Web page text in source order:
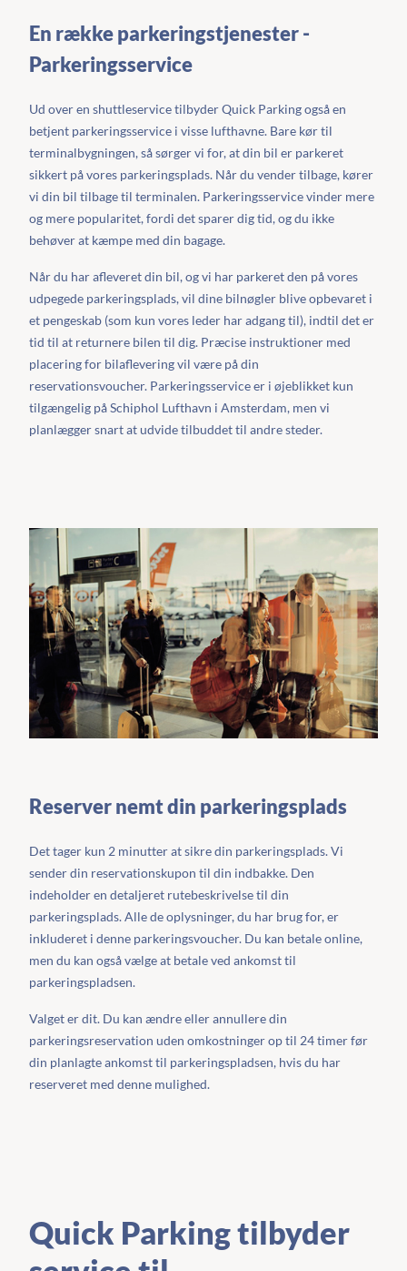
En række parkeringstjenester -
Parkeringsservice
Ud over en shuttleservice tilbyder Quick Parking også en
betjent parkeringsservice i visse lufthavne. Bare kør til
terminalbygningen, så sørger vi for, at din bil er parkeret
sikkert på vores parkeringsplads. Når du vender tilbage, kører
vi din bil tilbage til terminalen. Parkeringsservice vinder mere
og mere popularitet, fordi det sparer dig tid, og du ikke
behøver at kæmpe med din bagage.
Når du har afleveret din bil, og vi har parkeret den på vores
udpegede parkeringsplads, vil dine bilnøgler blive opbevaret i
et pengeskab (som kun vores leder har adgang til), indtil det er
tid til at returnere bilen til dig. Præcise instruktioner med
placering for bilaflevering vil være på din
reservationsvoucher. Parkeringsservice er i øjeblikket kun
tilgængelig på Schiphol Lufthavn i Amsterdam, men vi
planlægger snart at udvide tilbuddet til andre steder.
Reserver nemt din parkeringsplads
Det tager kun 2 minutter at sikre din parkeringsplads. Vi
sender din reservationskupon til din indbakke. Den
indeholder en detaljeret rutebeskrivelse til din
parkeringsplads. Alle de oplysninger, du har brug for, er
inkluderet i denne parkeringsvoucher. Du kan betale online,
men du kan også vælge at betale ved ankomst til
parkeringspladsen.
Valget er dit. Du kan ændre eller annullere din
parkeringsreservation uden omkostninger op til 24 timer før
din planlagte ankomst til parkeringspladsen, hvis du har
reserveret med denne mulighed.
Quick Parking tilbyder